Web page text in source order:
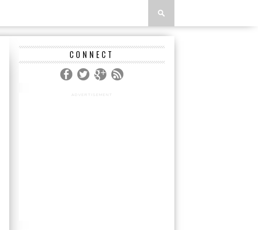
CONNECT
ADVERTISEMENT